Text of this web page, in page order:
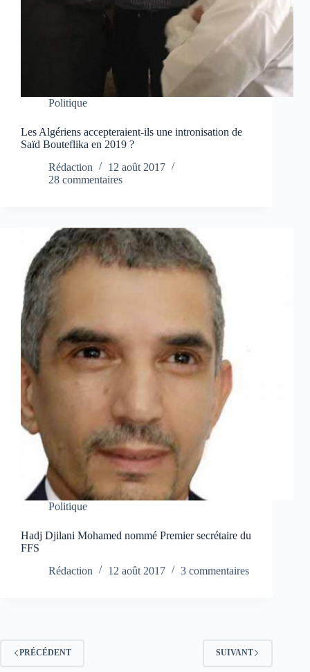
Politique
Les Algériens accepteraient-ils une intronisation de
Saïd Bouteflika en 2019 ?
Rédaction
12 août 2017
28 commentaires
Politique
Hadj Djilani Mohamed nommé Premier secrétaire du
FFS
Rédaction
12 août 2017 3 commentaires
PRÉCÉDENT SUIVANT